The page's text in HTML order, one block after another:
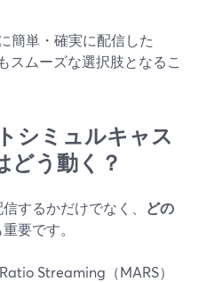
簡単・確実に配信した
スムーズな選択肢となるこ
シミュルキャス
どう動く？
するかだけでなく、 どの
要です。
Streaming（MARS）